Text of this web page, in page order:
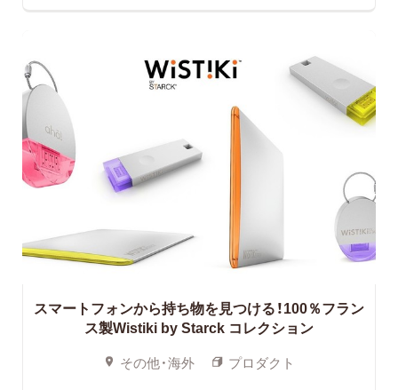
スマートフォンから持ち物を見つける！100％フラン
ス製Wistiki by Starck コレクション
その他・海外 プロダクト